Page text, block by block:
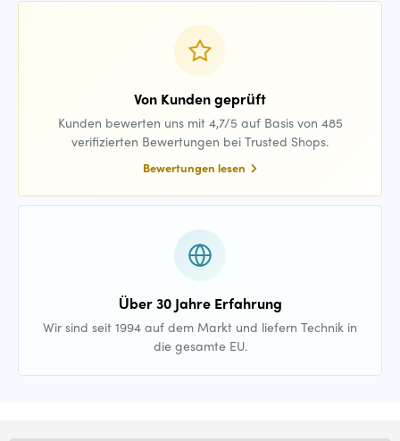
Von Kunden geprüft
Kunden bewerten uns mit 4,7/5 auf Basis von 485
verifizierten Bewertungen bei Trusted Shops.
Bewertungen lesen
Über 30 Jahre Erfahrung
Wir sind seit 1994 auf dem Markt und liefern Technik in
die gesamte EU.